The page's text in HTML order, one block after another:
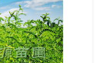
白刺苗
红柳苗
柽柳苗